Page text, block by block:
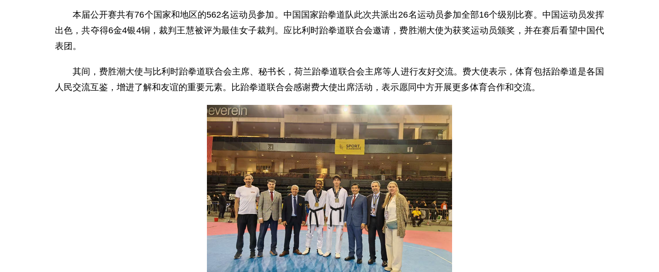
本届公开赛共有76个国家和地区的562名运动员参加。中国国家跆拳道队此次共派出26名运动员参加全部16个级别比赛。中国运动员发挥
出色，共夺得6金4银4铜，裁判王慧被评为最佳女子裁判。应比利时跆拳道联合会邀请，费胜潮大使为获奖运动员颁奖，并在赛后看望中国代
表团。
其间，费胜潮大使与比利时跆拳道联合会主席、秘书长，荷兰跆拳道联合会主席等人进行友好交流。费大使表示，体育包括跆拳道是各国
人民交流互鉴，增进了解和友谊的重要元素。比跆拳道联合会感谢费大使出席活动，表示愿同中方开展更多体育合作和交流。